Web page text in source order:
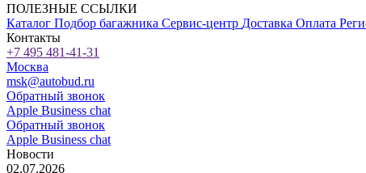
ПОЛЕЗНЫЕ ССЫЛКИ
Каталог Подбор багажника Сервис-центр Доставка Оплата
Контакты
+7 495 481-41-31
Москва
msk@autobud.ru
Обратный звонок
Apple Business chat
Обратный звонок
Apple Business chat
Новости
02.07.2026